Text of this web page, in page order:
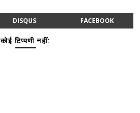
DISQUS FACEBOOK
कोई टिप्पणी नहीं: